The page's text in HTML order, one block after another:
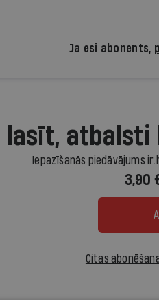
Ja esi abonents,
lasīt,
Iepazīšanās piedāvājums
3,90
Citas